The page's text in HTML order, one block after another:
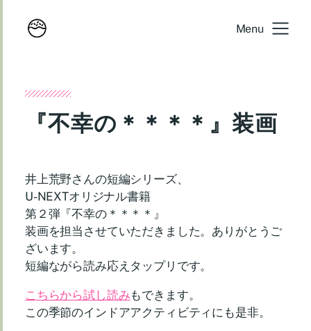
Menu
『不幸の＊＊＊＊』装画
井上荒野さんの短編シリーズ、
U-NEXTオリジナル書籍
第２弾『不幸の＊＊＊＊』
装画を担当させていただきました。ありがとうご
ざいます。
短編ながら読み応えタップリです。
こちらから試し読みもできます。
この季節のインドアアクティビティにも是非。